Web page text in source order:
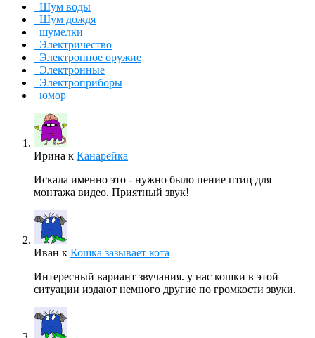
Шум воды
Шум дождя
шумелки
Электричество
Электронное оружие
Электронные
Электроприборы
юмор
Ирина к Канарейка
Искала именно это - нужно было пение птиц для
монтажа видео. Приятный звук!
Иван к Кошка зазывает кота
Интересный вариант звучания. у нас кошки в этой
ситуации издают немного другие по громкости звуки.